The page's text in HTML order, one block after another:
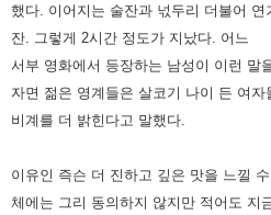
했다. 이어지는 술잔과 넋두리 더불어
잔. 그렇게 2시간 정도가 지났다. 어느
서부 영화에서 등장하는 남성이 이런 말
자면 젊은 영계들은 살코기 나이 든 여자
비계를 더 밝힌다고 말했다.
이유인 즉슨 더 진하고 깊은 맛을 느낄
체에는 그리 동의하지 않지만 적어도 지